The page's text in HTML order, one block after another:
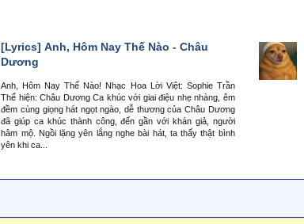
[Lyrics] Anh, Hôm Nay Thế Nào - Châu
Dương
Anh, Hôm Nay Thế Nào! Nhạc Hoa Lời Việt: Sophie Trần
Thể hiện: Châu Dương Ca khúc với giai điệu nhẹ nhàng, êm
đềm cùng giọng hát ngọt ngào, dễ thương của Châu Dương
đã giúp ca khúc thành công, đến gần với khán giả, người
hâm mộ. Ngồi lặng yên lắng nghe bài hát, ta thấy thật bình
yên khi ca...